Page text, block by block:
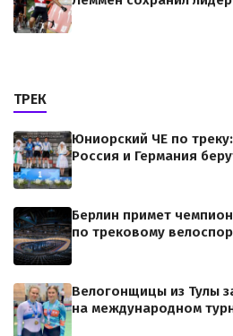
ТРЕК
Юниорский ЧЕ по
Россия и Германия
Берлин примет
по трековому
Велогонщицы из Тулы
на международном